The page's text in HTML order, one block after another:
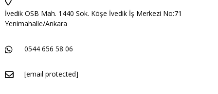
İvedik OSB Mah. 1440 Sok. Köşe İvedik İş Merkezi No:71
Yenimahalle/Ankara
0544 656 58 06
[email protected]